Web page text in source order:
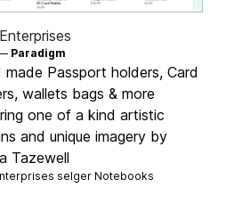
Paradigm
made Passport holders, Card
wallets bags & more
one of a kind artistic
and unique imagery by
Tazewell
selger Notebooks